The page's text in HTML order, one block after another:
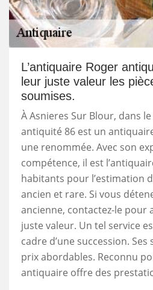
L’antiquaire Roger
leur juste valeur les
soumises.
À Asnieres Sur Blour, dans
antiquité 86 est un
une renommée. Avec son
compétence, il est
habitants pour l’estimation
ancien et rare. Si vous
ancienne, contactez-le pour
juste valeur. Un tel service
cadre d’une succession.
prix abordables. Reconnu
antiquaire offre des